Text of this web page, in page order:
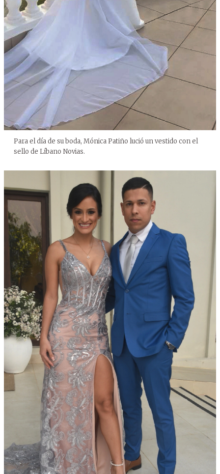
Para el día de su boda, Mónica Patiño lució un vestido con el
sello de Líbano Novias.